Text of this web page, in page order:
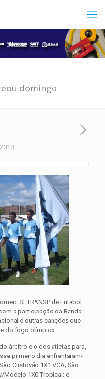
domingo
SETRANSP de Futebol.
a participação da Banda
e outras canções que
do fogo olímpico.
árbitro e o dos atletas para,
primeiro dia enfrentaram-
Cristovão 1X1 VCA; São
Modelo 1X0 Tropical; e